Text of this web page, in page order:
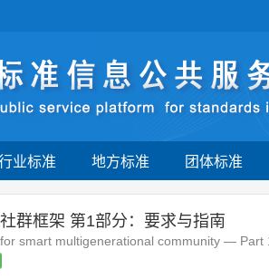
业标准 地方标准 团体标准
群框架 第1部分：要求与指南
smart multigenerational community — Part